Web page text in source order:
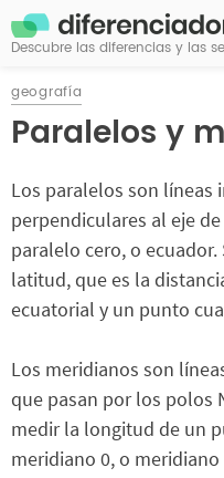
Descubre las diferencias y las
geografía
Paralelos y
Los paralelos son líneas
perpendiculares al eje
paralelo cero, o
latitud, que es la
ecuatorial y un punto
Los meridianos son
que pasan por los polos
medir la longitud de un
meridiano 0, o